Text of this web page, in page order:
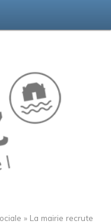
» La mairie recrute